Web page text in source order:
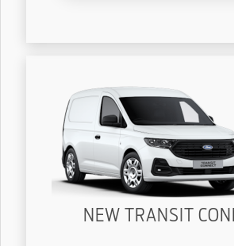
NEW TRANSIT